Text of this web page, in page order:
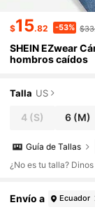
$15.82 -53%
SHEIN EZwear
hombros caídos
Talla US
4 (S) 6 (M)
Guía de Tallas
¿No es tu talla? Dinos
Envío a Ecuador